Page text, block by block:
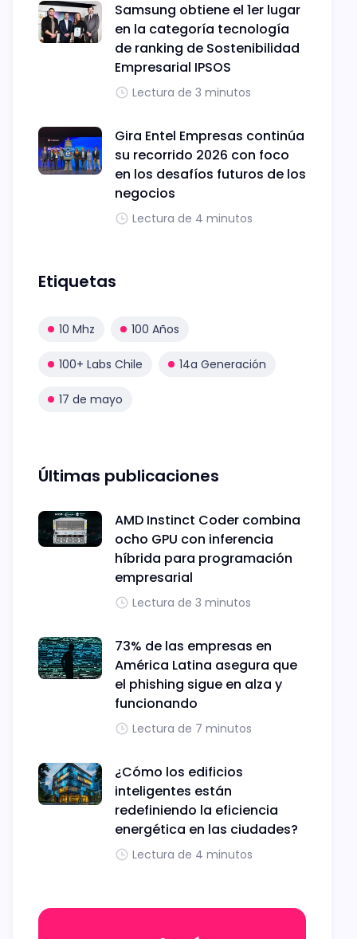
Samsung obtiene el 1er lugar
en la categoría tecnología
de ranking de Sostenibilidad
Empresarial IPSOS
Lectura de 3 minutos
Gira Entel Empresas continúa
su recorrido 2026 con foco
en los desafíos futuros de los
negocios
Lectura de 4 minutos
Etiquetas
10 Mhz 100 Años
100+ Labs Chile 14a Generación
17 de mayo
Últimas publicaciones
AMD Instinct Coder combina
ocho GPU con inferencia
híbrida para programación
empresarial
Lectura de 3 minutos
73% de las empresas en
América Latina asegura que
el phishing sigue en alza y
funcionando
Lectura de 7 minutos
¿Cómo los edificios
inteligentes están
redefiniendo la eficiencia
energética en las ciudades?
Lectura de 4 minutos